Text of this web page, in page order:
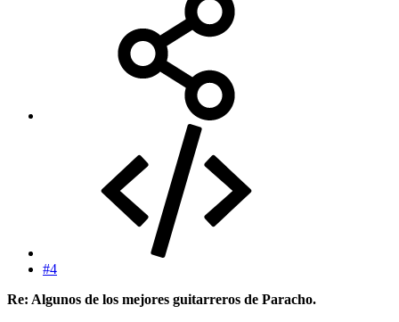
#4
Re: Algunos de los mejores guitarreros de Paracho.